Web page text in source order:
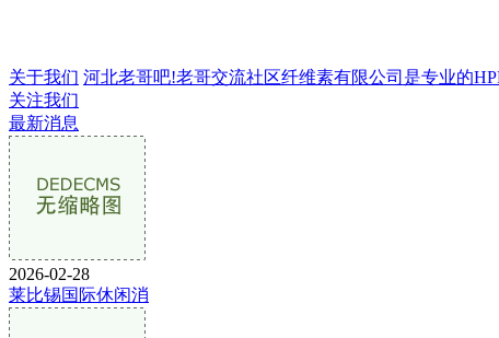
关于我们 河北老哥吧!老哥交流社区纤维素有限公司是专业的
关注我们
最新消息
2026-02-28
莱比锡国际休闲消